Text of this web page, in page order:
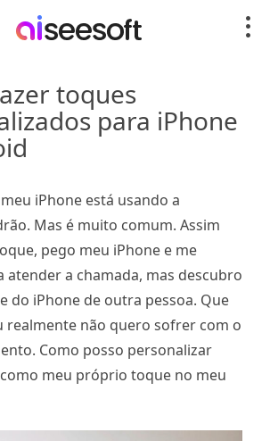
toques
para iPhone
iPhone está usando a
Mas é muito comum. Assim
pego meu iPhone e me
atender a chamada, mas descubro
do iPhone de outra pessoa. Que
realmente não quero sofrer com o
Como posso personalizar
meu próprio toque no meu